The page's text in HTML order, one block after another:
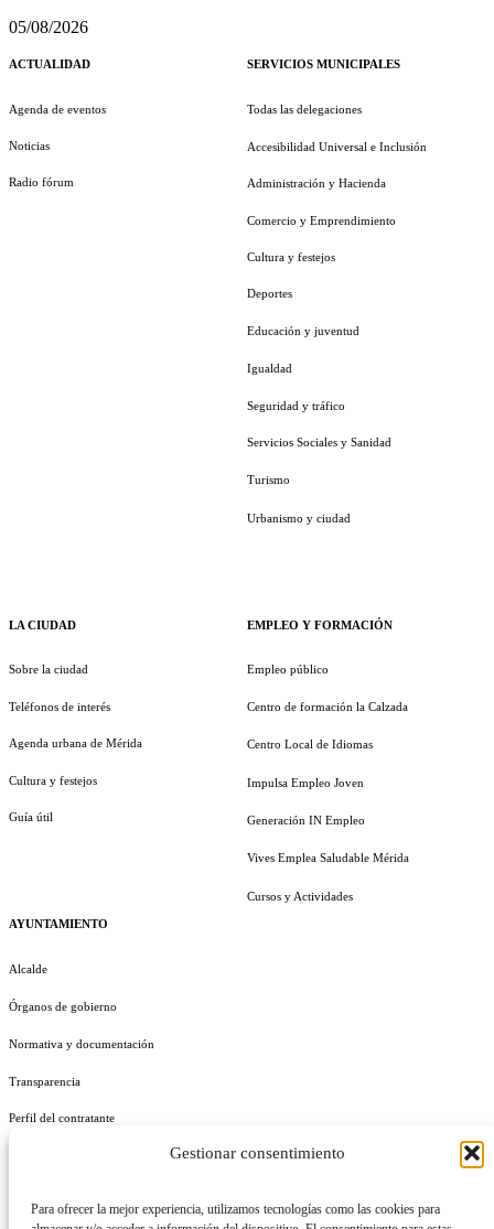
Gestionar consentimiento
Para ofrecer la mejor experiencia, utilizamos tecnologías como las cookies para
05/08/2026
ACTUALIDAD
Agenda de eventos
Noticias
Radio fórum
LA CIUDAD
Sobre la ciudad
Teléfonos de interés
Agenda urbana de Mérida
Cultura y festejos
Guía útil
AYUNTAMIENTO
Alcalde
Órganos de gobierno
Normativa y documentación
Transparencia
Perfil del contratante
SERVICIOS MUNICIPALES
Todas las delegaciones
Accesibilidad Universal e Inclusión
Administración y Hacienda
Comercio y Emprendimiento
Cultura y festejos
Deportes
Educación y juventud
Igualdad
Seguridad y tráfico
Servicios Sociales y Sanidad
Turismo
Urbanismo y ciudad
EMPLEO Y FORMACIÓN
Empleo público
Centro de formación la Calzada
Centro Local de Idiomas
Impulsa Empleo Joven
Generación IN Empleo
Vives Emplea Saludable Mérida
Cursos y Actividades